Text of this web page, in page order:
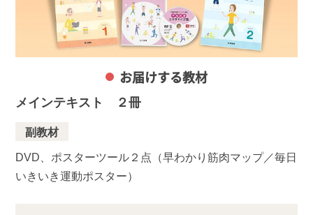
お届けする教材
メインテキスト ２冊
副教材
DVD、ポスターツール２点（早わかり筋肉マップ／毎日
いきいき運動ポスター）